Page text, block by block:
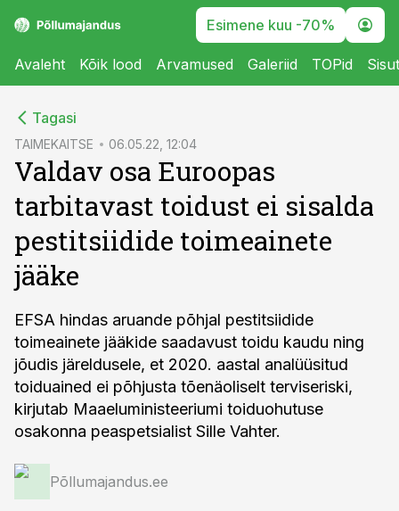
Esimene kuu -70%
Avaleht Kõik lood Arvamused Galeriid TOPid
Tagasi
TAIMEKAITSE 06.05.22, 12:04
Valdav osa Euroopas
tarbitavast toidust ei sisalda
pestitsiidide toimeainete
jääke
EFSA hindas aruande põhjal pestitsiidide
toimeainete jääkide saadavust toidu kaudu ning
jõudis järeldusele, et 2020. aastal analüüsitud
toiduained ei põhjusta tõenäoliselt terviseriski,
kirjutab Maaeluministeeriumi toiduohutuse
osakonna peaspetsialist Sille Vahter.
Põllumajandus.ee